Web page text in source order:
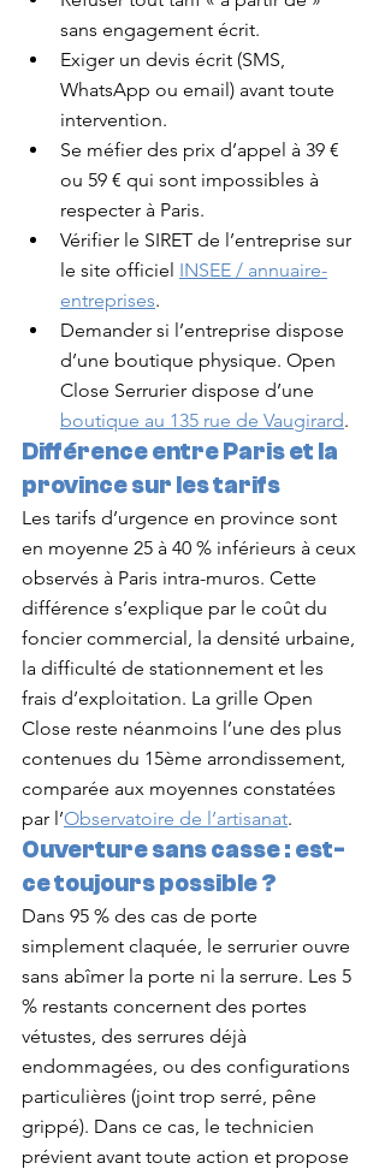
sans engagement écrit.
Exiger un devis écrit (SMS,
WhatsApp ou email) avant toute
intervention.
Se méfier des prix d’appel à 39 €
ou 59 € qui sont impossibles à
respecter à Paris.
Vérifier le SIRET de l’entreprise sur
le site officiel INSEE / annuaire-
entreprises.
Demander si l’entreprise dispose
d’une boutique physique. Open
Close Serrurier dispose d’une
boutique au 135 rue de Vaugirard.
Différence entre Paris et la
province sur les tarifs
Les tarifs d’urgence en province sont
en moyenne 25 à 40 % inférieurs à ceux
observés à Paris intra-muros. Cette
différence s’explique par le coût du
foncier commercial, la densité urbaine,
la difficulté de stationnement et les
frais d’exploitation. La grille Open
Close reste néanmoins l’une des plus
contenues du 15ème arrondissement,
comparée aux moyennes constatées
par l’Observatoire de l’artisanat.
Ouverture sans casse : est-
ce toujours possible ?
Dans 95 % des cas de porte
simplement claquée, le serrurier ouvre
sans abîmer la porte ni la serrure. Les 5
% restants concernent des portes
vétustes, des serrures déjà
endommagées, ou des configurations
particulières (joint trop serré, pêne
grippé). Dans ce cas, le technicien
prévient avant toute action et propose